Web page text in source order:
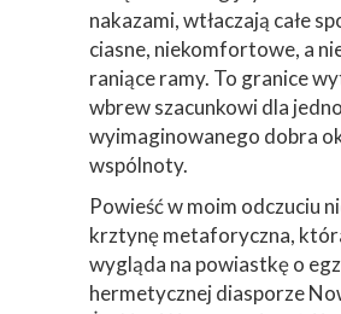
młodych ludziach mentalne
okaleczające ich na całe
Kody kulturowe, zwłaszcza
związane z religijnymi
nakazami, wtłaczają całe
ciasne, niekomfortowe, a
raniące ramy. To granice
wbrew szacunkowi dla
wyimaginowanego dobra
wspólnoty.